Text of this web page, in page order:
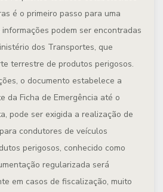
é o primeiro passo para uma
podem ser encontradas
dos Transportes, que
terrestre de produtos perigosos.
o documento estabelece a
da Ficha de Emergência até o
pode ser exigida a realização de
condutores de veículos
perigosos, conhecido como
regularizada será
em casos de fiscalização, muito